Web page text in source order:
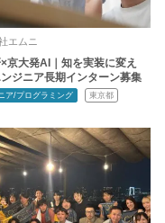
エムニ
京大発AI｜知を実装に変え
ジニア長期インターン募集
ア/プログラミング 東京都